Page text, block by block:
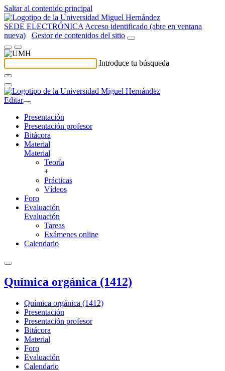
Saltar al contenido principal
SEDE ELECTRÓNICA Acceso identificado (abre en ventana
nueva)
Gestor de contenidos del sitio
Introduce tu búsqueda
Editar
Presentación
Presentación profesor
Bitácora
Material
Material
Teoría
+
Prácticas
Vídeos
Foro
Evaluación
Evaluación
Tareas
Exámenes online
Calendario
Química orgánica (1412)
Química orgánica (1412)
Presentación
Presentación profesor
Bitácora
Material
Foro
Evaluación
Calendario